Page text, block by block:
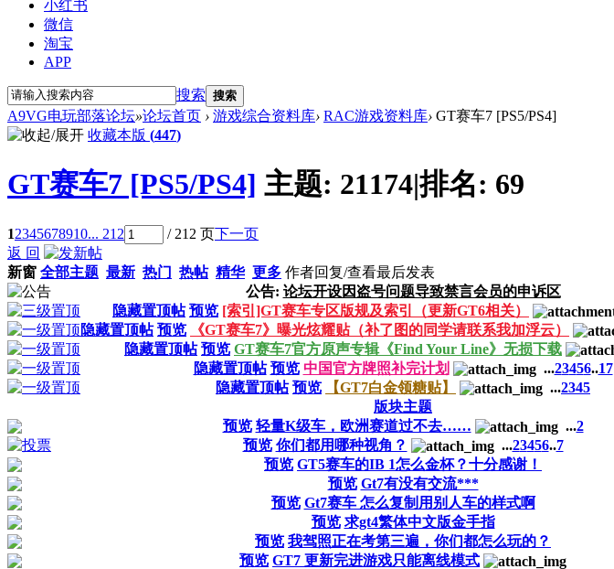
小红书
微信
淘宝
APP
搜索 搜索
A9VG电玩部落论坛»论坛首页 › 游戏综合资料库› RAC游戏资料库› GT赛车7 [PS5/PS4]
收藏本版 (447)
GT赛车7 [PS5/PS4] 主题: 21174|排名: 69
12345678910... 212 / 212 页下一页
返 回
新窗 全部主题 最新 热门 热帖 精华 更多 作者回复/查看最后发表
公告: 论坛开设因盗号问题导致禁言会员的申诉区
隐藏置顶帖 预览 [索引]GT赛车专区版规及索引（更新GT6相关）
隐藏置顶帖 预览 《GT赛车7》曝光炫耀贴（补了图的同学请联系我加浮云）
隐藏置顶帖 预览 GT赛车7官方原声专辑《Find Your Line》无损下载
隐藏置顶帖 预览 中国官方牌照补完计划 ...23456..17
隐藏置顶帖 预览 【GT7白金领糖贴】 ...2345
版块主题
预览 轻量K级车，欧洲赛道过不去…… ...2
预览 你们都用哪种视角？ ...23456..7
预览 GT5赛车的IB 1怎么金杯？十分感谢！
预览 Gt7有没有交流***
预览 Gt7赛车 怎么复制用别人车的样式啊
预览 求gt4繁体中文版金手指
预览 我驾照正在考第三遍，你们都怎么玩的？
预览 GT7 更新完进游戏只能离线模式